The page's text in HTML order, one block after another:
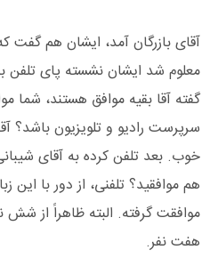
آقای بازرگان آمد، ایشان هم گفت
معلوم شد ایشان نشسته پای تلفن به
گفته آقا بقیه موافق هستند، شما
سرپرست رادیو و تلویزیون باشد؟
خوب. بعد تلفن کرده به آقای
هم موافقید؟ تلفنی، از دور با این
موافقت گرفته. البته ظاهراً از شش
هفت نفر.